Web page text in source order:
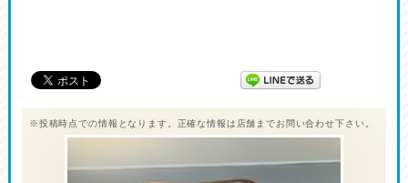
※投稿時点での情報となります。正確な情報は店舗までお問い合わせ下さい。